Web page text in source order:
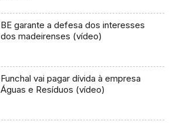
BE garante a defesa dos interesses
dos madeirenses (vídeo)
Funchal vai pagar dívida à empresa
Águas e Resíduos (vídeo)